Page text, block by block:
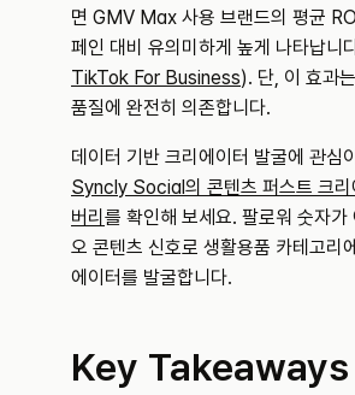
면 GMV Max 사용 브랜드의 평균
TikTok For Business). 단, 이 효과
품질에 완전히 의존합니다.
Syncly Social의 콘텐츠 퍼스트 크리
버리 를 확인해 보세요. 팔로워 숫자가
오 콘텐츠 신호로 생활용품 카테고리
에이터를 발굴합니다.
Key Takeaways